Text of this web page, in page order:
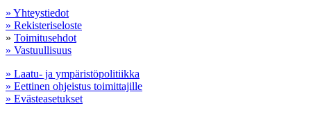
» Yhteystiedot
» Rekisteriseloste
» Toimitusehdot
» Vastuullisuus
» Laatu- ja ympäristöpolitiikka
» Eettinen ohjeistus toimittajille
» Evästeasetukset